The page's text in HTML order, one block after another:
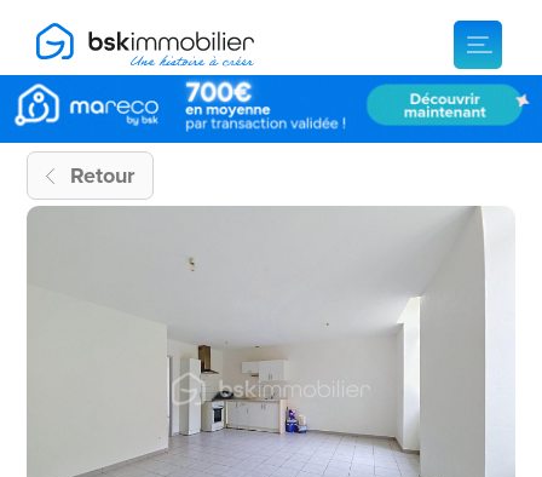
Retour